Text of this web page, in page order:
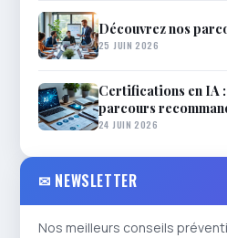
Découvrez nos
25 JUIN 2026
Certifications en IA
parcours
24 JUIN 2026
✉ NEWSLETTER
Nos meilleurs conseils